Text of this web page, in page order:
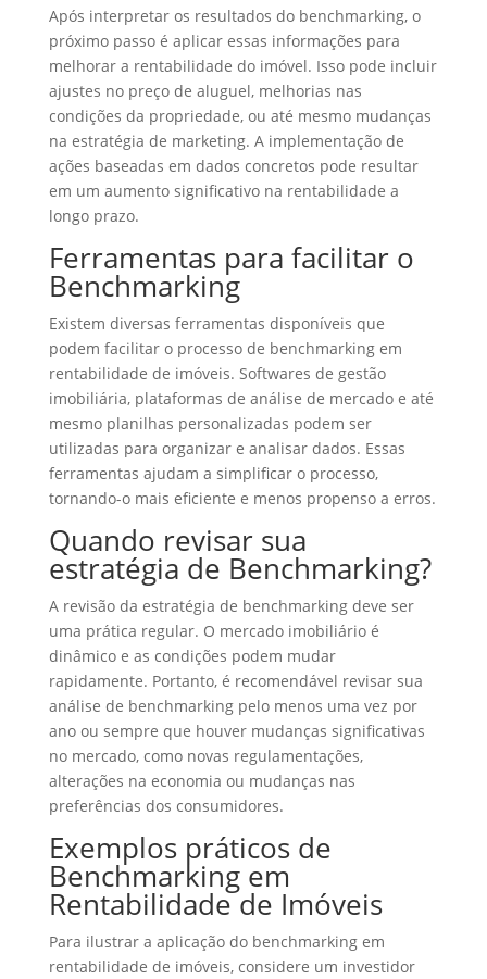
Após interpretar os resultados do benchmarking, o
próximo passo é aplicar essas informações para
melhorar a rentabilidade do imóvel. Isso pode incluir
ajustes no preço de aluguel, melhorias nas
condições da propriedade, ou até mesmo mudanças
na estratégia de marketing. A implementação de
ações baseadas em dados concretos pode resultar
em um aumento significativo na rentabilidade a
longo prazo.
Ferramentas para facilitar o
Benchmarking
Existem diversas ferramentas disponíveis que
podem facilitar o processo de benchmarking em
rentabilidade de imóveis. Softwares de gestão
imobiliária, plataformas de análise de mercado e até
mesmo planilhas personalizadas podem ser
utilizadas para organizar e analisar dados. Essas
ferramentas ajudam a simplificar o processo,
tornando-o mais eficiente e menos propenso a erros.
Quando revisar sua
estratégia de Benchmarking?
A revisão da estratégia de benchmarking deve ser
uma prática regular. O mercado imobiliário é
dinâmico e as condições podem mudar
rapidamente. Portanto, é recomendável revisar sua
análise de benchmarking pelo menos uma vez por
ano ou sempre que houver mudanças significativas
no mercado, como novas regulamentações,
alterações na economia ou mudanças nas
preferências dos consumidores.
Exemplos práticos de
Benchmarking em
Rentabilidade de Imóveis
Para ilustrar a aplicação do benchmarking em
rentabilidade de imóveis, considere um investidor